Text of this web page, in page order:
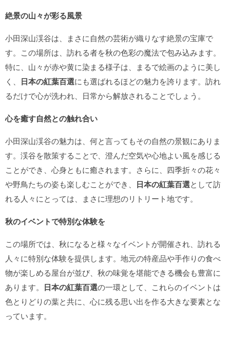
絶景の山々が彩る風景
小田深山渓谷は、まさに自然の芸術が織りなす絶景の宝庫で
す。この場所は、訪れる者を秋の色彩の魔法で包み込みます。
特に、山々が赤や黄に染まる様子は、まるで絵画のように美し
く、 日本の紅葉百選にも選ばれるほどの魅力を誇ります。訪れ
るだけで心が洗われ、日常から解放されることでしょう。
心を癒す自然との触れ合い
小田深山渓谷の魅力は、何と言ってもその自然の景観にありま
す。渓谷を散策することで、澄んだ空気や心地よい風を感じる
ことができ、心身ともに癒されます。さらに、四季折々の花々
や野鳥たちの姿も楽しむことができ、 日本の紅葉百選として訪
れる人々にとっては、まさに理想のリトリート地です。
秋のイベントで特別な体験を
この場所では、秋になると様々なイベントが開催され、訪れる
人々に特別な体験を提供します。地元の特産品や手作りの食べ
物が楽しめる屋台が並び、秋の味覚を堪能できる機会も豊富に
あります。 日本の紅葉百選の一環として、これらのイベントは
色とりどりの葉と共に、心に残る思い出を作る大きな要素とな
っています。